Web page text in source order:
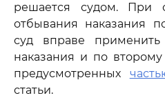
решается судом. При
отбывания наказания
суд вправе применить
наказания и по
предусмотренных
статьи.